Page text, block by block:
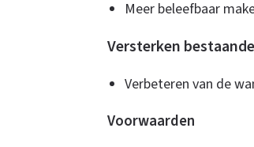
Meer beleefbaar
Versterken
Verbeteren van de
Voorwaarden